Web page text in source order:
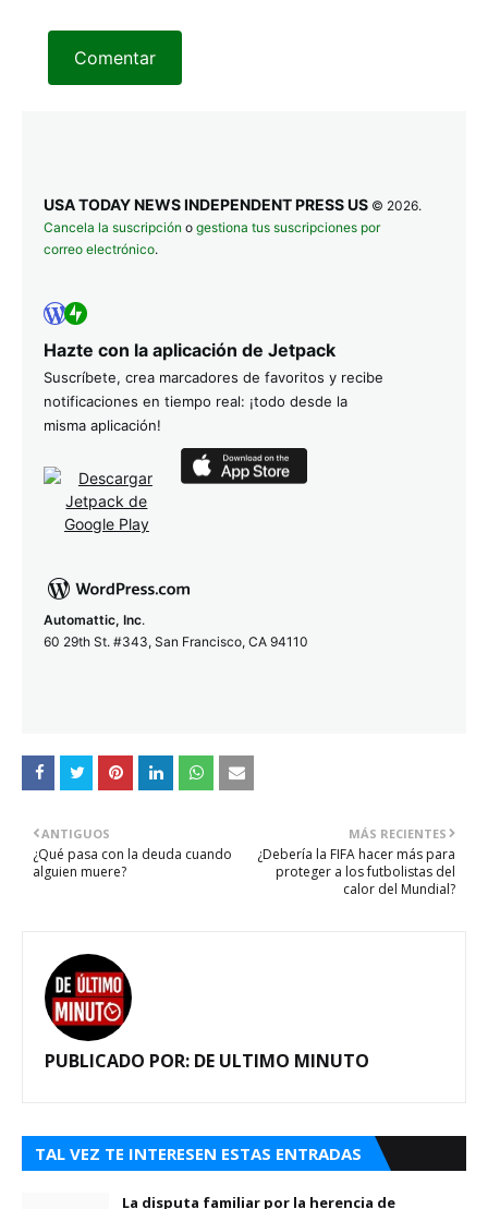
Comentar
USA TODAY NEWS INDEPENDENT PRESS US © 2026.
Cancela la suscripción o gestiona tus suscripciones por
correo electrónico.
Hazte con la aplicación de Jetpack
Suscríbete, crea marcadores de favoritos y recibe
notificaciones en tiempo real: ¡todo desde la
misma aplicación!
Automattic, Inc.
60 29th St. #343, San Francisco, CA 94110
MÁS RECIENTES
¿Debería la FIFA hacer más para
proteger a los futbolistas del
calor del Mundial?
ANTIGUOS
¿Qué pasa con la deuda cuando
alguien muere?
PUBLICADO POR: DE ULTIMO MINUTO
TAL VEZ TE INTERESEN ESTAS ENTRADAS
La disputa familiar por la herencia de